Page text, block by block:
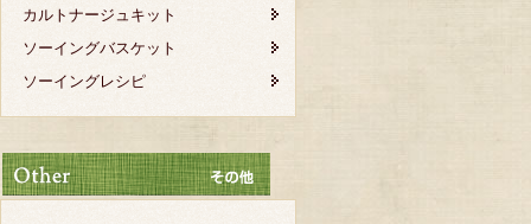
カルトナージュキット
ソーイングバスケット
ソーイングレシピ